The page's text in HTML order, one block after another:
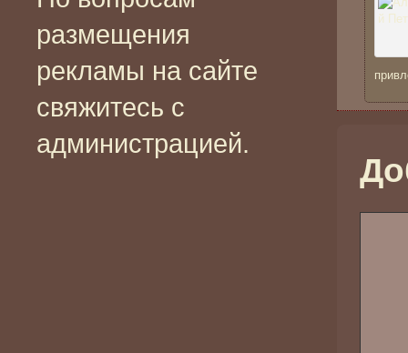
размещения
рекламы на сайте
свяжитесь с
администрацией.